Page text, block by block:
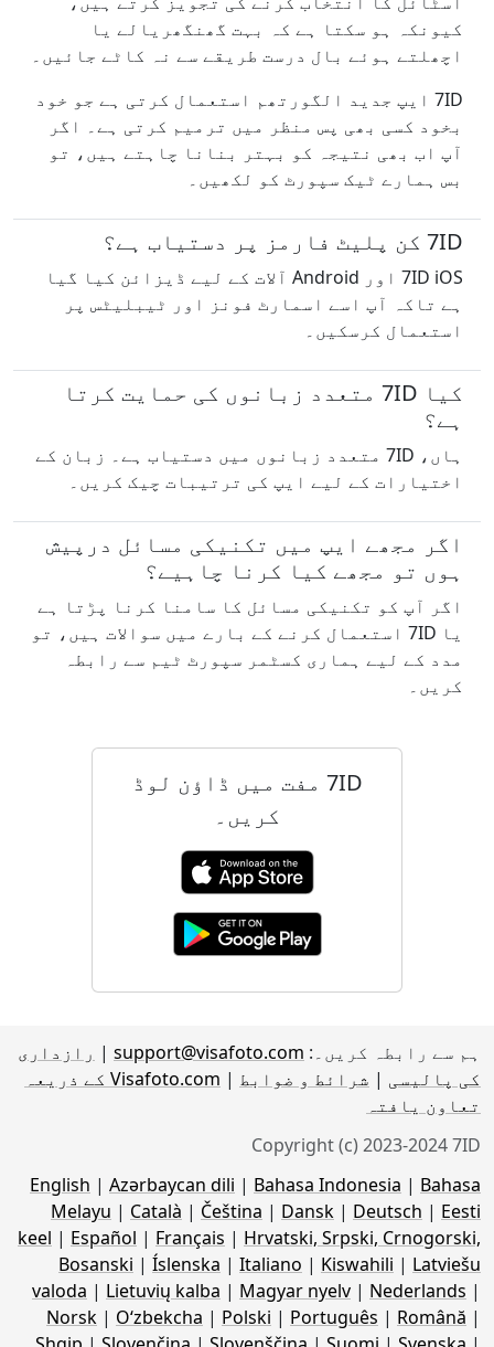
کیونکہ ہو سکتا ہے کہ بہت گھنگھریالے یا
اچھلتے ہوئے بال درست طریقے سے نہ کاٹے جائیں۔
7ID ایپ جدید الگورتھم استعمال کرتی ہے جو خود
بخود کسی بھی پس منظر میں ترمیم کرتی ہے۔ اگر
آپ اب بھی نتیجہ کو بہتر بنانا چاہتے ہیں، تو
بس ہمارے ٹیک سپورٹ کو لکھیں۔
7ID کن پلیٹ فارمز پر دستیاب ہے؟
7ID iOS اور Android آلات کے لیے ڈیزائن کیا گیا
ہے تاکہ آپ اسے اسمارٹ فونز اور ٹیبلیٹس پر
استعمال کرسکیں۔
کیا 7ID متعدد زبانوں کی حمایت کرتا
ہے؟
ہاں، 7ID متعدد زبانوں میں دستیاب ہے۔ زبان کے
اختیارات کے لیے ایپ کی ترتیبات چیک کریں۔
اگر مجھے ایپ میں تکنیکی مسائل درپیش
ہوں تو مجھے کیا کرنا چاہیے؟
اگر آپ کو تکنیکی مسائل کا سامنا کرنا پڑتا ہے
یا 7ID استعمال کرنے کے بارے میں سوالات ہیں، تو
مدد کے لیے ہماری کسٹمر سپورٹ ٹیم سے رابطہ
کریں۔
7ID مفت میں ڈاؤن لوڈ
کریں۔
ہم سے رابطہ کریں۔: support@visafoto.com
| رازداری
کی پالیسی | شرائط و ضوابط |
Visafoto.com کے ذریعہ
تعاون یافتہ
Copyright (c) 2023-2024 7ID
English | Azərbaycan dili | Bahasa Indonesia | Bahasa
Melayu | Català | Čeština | Dansk | Deutsch | Eesti
keel | Español | Français | Hrvatski, Srpski, Crnogorski,
Bosanski | Íslenska | Italiano | Kiswahili | Latviešu
valoda | Lietuvių kalba | Magyar nyelv | Nederlands |
Norsk | Oʻzbekcha | Polski | Português | Română |